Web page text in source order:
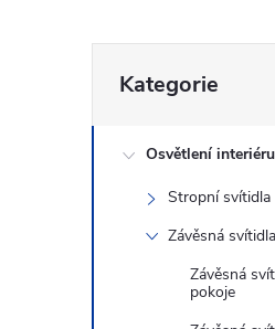
o
kategorie
Kategorie
Osvětlení interiéru
Stropní svítidla
Závěsná
Závěsná
pokoje